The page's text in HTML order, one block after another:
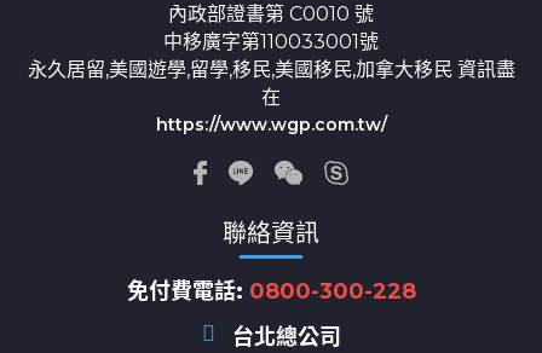
內政部證書第 C0010 號
中移廣字第110033001號
永久居留,美國遊學,留學,移民,美國移民,加拿大移民 資訊盡
在
https://www.wgp.com.tw/
聯絡資訊
免付費電話: 0800-300-228
台北總公司